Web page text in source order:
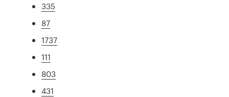
335
87
1737
111
803
431